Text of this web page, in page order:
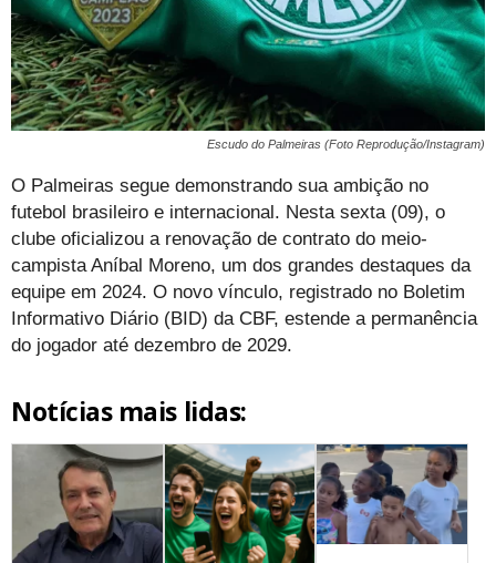
Escudo do Palmeiras (Foto Reprodução/Instagram)
O Palmeiras segue demonstrando sua ambição no
futebol brasileiro e internacional. Nesta sexta (09), o
clube oficializou a renovação de contrato do meio-
campista Aníbal Moreno, um dos grandes destaques da
equipe em 2024. O novo vínculo, registrado no Boletim
Informativo Diário (BID) da CBF, estende a permanência
do jogador até dezembro de 2029.
Notícias mais lidas: